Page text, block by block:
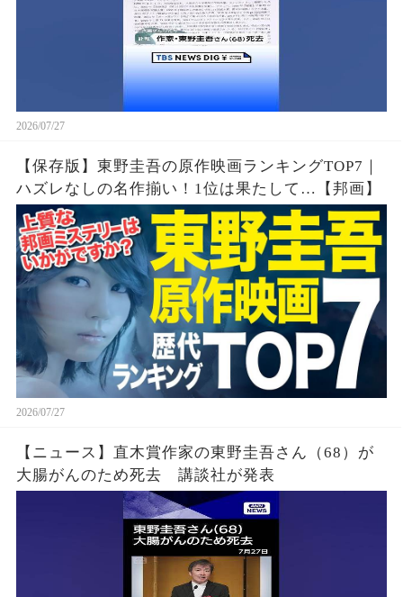
2026/07/27
【保存版】東野圭吾の原作映画ランキングTOP7｜
ハズレなしの名作揃い！1位は果たして…【邦画】
2026/07/27
【ニュース】直木賞作家の東野圭吾さん（68）が
大腸がんのため死去 講談社が発表